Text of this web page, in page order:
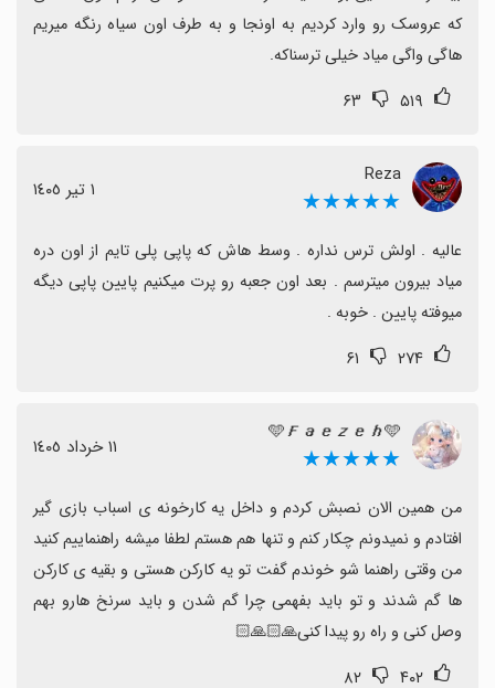
زیادی دارد و با بهبود پایداری فنی و ارائه محتوای بیشتر روی
موبایل می‌تواند تجربه بهتری ارائه دهد.
هاگی واگی میاد خیلی ترسناکه.
۵۱۹ ۶۳
Reza
★★★★★ ١ تیر ١٤٠٥
میوفته پایین . خوبه .
۲۷۴ ۶۱
🩵𝑭𝒂𝒆𝒛𝒆𝒉🩵
★★★★★ ١١ خرداد ١٤٠٥
وصل کنی و راه رو پیدا کنی🙏🏻🙏🏻
۴۰۲ ۸۲